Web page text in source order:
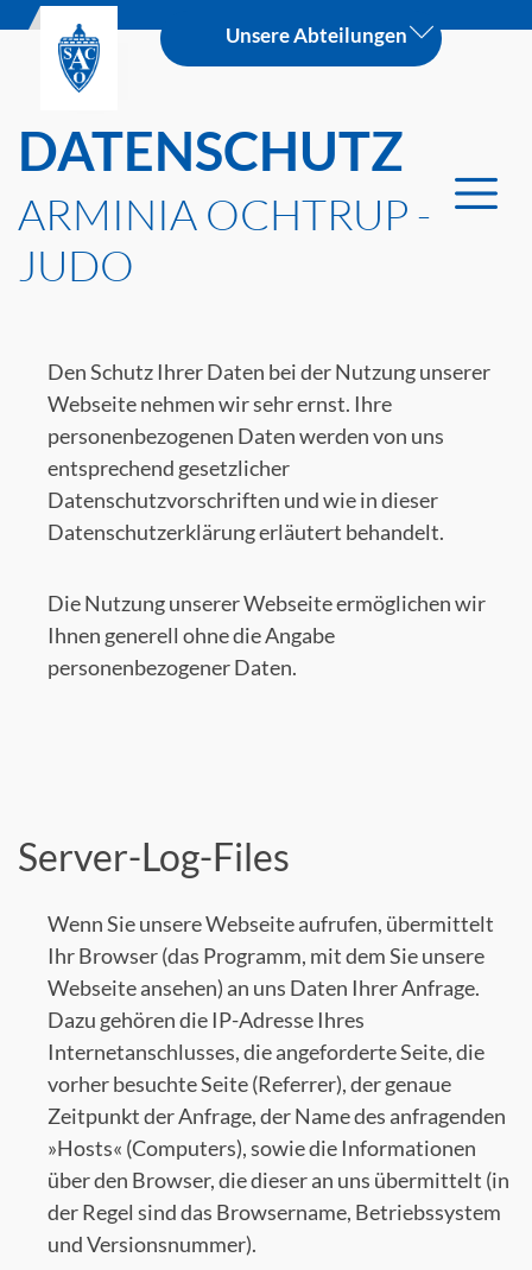
Unsere Abteilungen
DATENSCHUTZ
ARMINIA OCHTRUP -
JUDO
Den Schutz Ihrer Daten bei der Nutzung unserer
Webseite nehmen wir sehr ernst. Ihre
personenbezogenen Daten werden von uns
entsprechend gesetzlicher
Datenschutzvorschriften und wie in dieser
Datenschutzerklärung erläutert behandelt.
Die Nutzung unserer Webseite ermöglichen wir
Ihnen generell ohne die Angabe
personenbezogener Daten.
Server-Log-Files
Wenn Sie unsere Webseite aufrufen, übermittelt
Ihr Browser (das Programm, mit dem Sie unsere
Webseite ansehen) an uns Daten Ihrer Anfrage.
Dazu gehören die IP-Adresse Ihres
Internetanschlusses, die angeforderte Seite, die
vorher besuchte Seite (Referrer), der genaue
Zeitpunkt der Anfrage, der Name des anfragenden
»Hosts« (Computers), sowie die Informationen
über den Browser, die dieser an uns übermittelt (in
der Regel sind das Browsername, Betriebssystem
und Versionsnummer).